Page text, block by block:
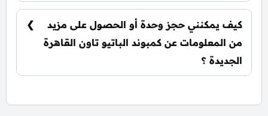
يتم تسليم الوحدات خلال سنتين ونصف من تاريخ
التعاقد، مع إمكانية التسليم نصف تشطيب أو
تشطيب كامل حسب رغبة العميل.
كيف يمكنني حجز وحدة أو الحصول على مزيد
من المعلومات عن كمبوند الباتيو تاون القاهرة
الجديدة ؟